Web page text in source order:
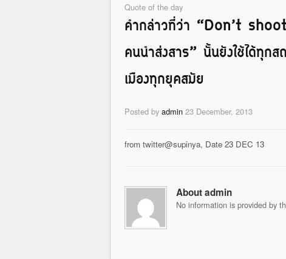
Quote of the day
คำกล่าวที่ว่า “Don’t
คนนำส่งสาร” นั้นยังใช้ได้ทุก
เมืองทุกยุคสมัย
Posted by admin 23 December, 2013
from twitter@supinya, Date 23 DEC 13
About admin
No information is provided by